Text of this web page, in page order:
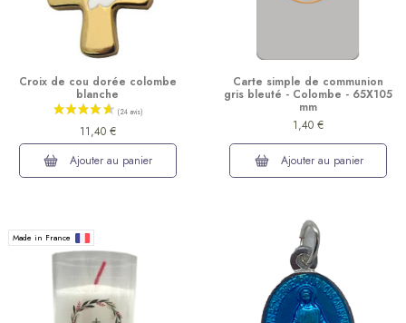
Croix de cou dorée colombe
blanche
11,40 €
Ajouter au panier
Carte simple de communion
gris bleuté - Colombe - 65X105
mm
1,40 €
Ajouter au panier
Made in France